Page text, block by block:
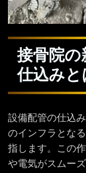
接骨院の
仕込みと
設備配管の仕込
のインフラとな
指します。この
や電気がスムー